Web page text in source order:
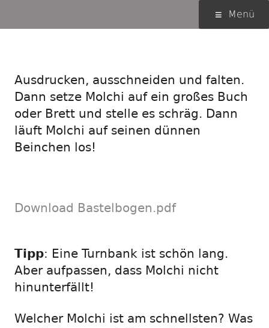
Menü
Menü
Ausdrucken, ausschneiden und falten.
Dann setze Molchi auf ein großes Buch
oder Brett und stelle es schräg. Dann
läuft Molchi auf seinen dünnen
Beinchen los!
Download Bastelbogen.pdf
Tipp: Eine Turnbank ist schön lang.
Aber aufpassen, dass Molchi nicht
hinunterfällt!
Welcher Molchi ist am schnellsten? Was